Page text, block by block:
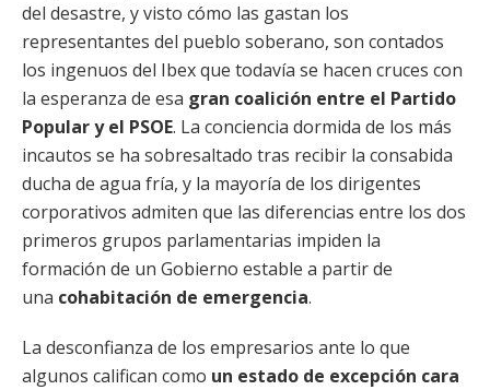
del desastre, y visto cómo las gastan los
representantes del pueblo soberano, son contados
los ingenuos del Ibex que todavía se hacen cruces con
la esperanza de esa gran coalición entre el Partido
Popular y el PSOE. La conciencia dormida de los más
incautos se ha sobresaltado tras recibir la consabida
ducha de agua fría, y la mayoría de los dirigentes
corporativos admiten que las diferencias entre los dos
primeros grupos parlamentarias impiden la
formación de un Gobierno estable a partir de
una cohabitación de emergencia.
La desconfianza de los empresarios ante lo que
algunos califican como un estado de excepción cara